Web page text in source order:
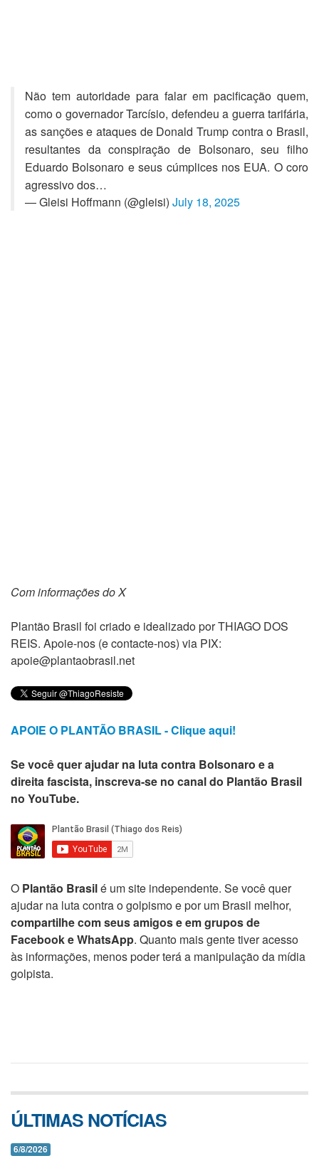
Não tem autoridade para falar em pacificação quem,
como o governador Tarcísio, defendeu a guerra tarifária,
as sanções e ataques de Donald Trump contra o Brasil,
resultantes da conspiração de Bolsonaro, seu filho
Eduardo Bolsonaro e seus cúmplices nos EUA. O coro
agressivo dos…
— Gleisi Hoffmann (@gleisi) July 18, 2025
Com informações do X
Plantão Brasil foi criado e idealizado por THIAGO DOS
REIS. Apoie-nos (e contacte-nos) via PIX:
apoie@plantaobrasil.net
APOIE O PLANTÃO BRASIL - Clique aqui!
Se você quer ajudar na luta contra Bolsonaro e a
direita fascista, inscreva-se no canal do Plantão Brasil
no YouTube.
O Plantão Brasilé um site independente. Se você quer
ajudar na luta contra o golpismo e por um Brasil melhor,
compartilhe com seus amigos e em grupos de
Facebook e WhatsApp. Quanto mais gente tiver acesso
às informações, menos poder terá a manipulação da mídia
golpista.
ÚLTIMAS NOTÍCIAS
6/8/2026